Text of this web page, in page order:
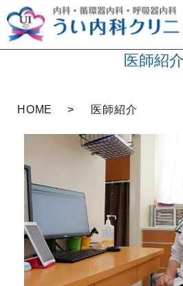
医師紹介
HOME 医師紹介